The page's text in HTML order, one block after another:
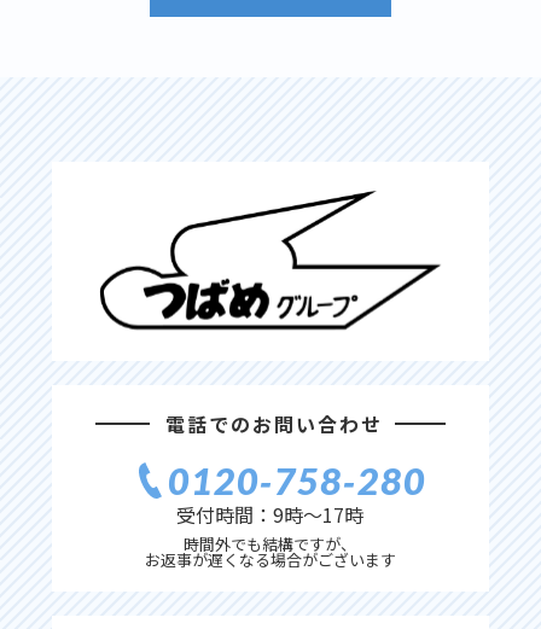
電話でのお問い合わせ
0120‐758‐280
受付時間：9時〜17時
時間外でも結構ですが、
お返事が遅くなる場合がございます